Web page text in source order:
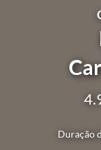
Duração